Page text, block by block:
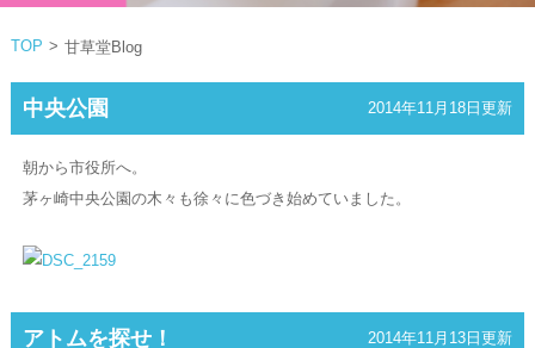
TOP > 甘草堂Blog
中央公園 2014年11月18日更新
朝から市役所へ。
茅ヶ崎中央公園の木々も徐々に色づき始めていました。
アトムを探せ！ 2014年11月13日更新